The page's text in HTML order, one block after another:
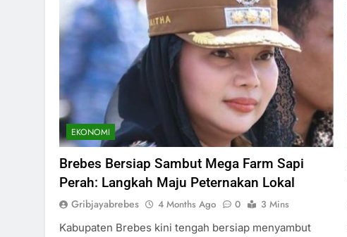
EKONOMI
Brebes Bersiap Sambut Mega Farm Sapi
Perah: Langkah Maju Peternakan Lokal
Gribjayabrebes 4 Months Ago 0
3 Mins
Kabupaten Brebes kini tengah bersiap menyambut